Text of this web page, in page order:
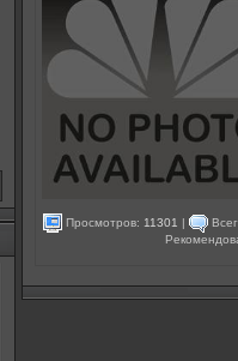
Просмотров: 11301 |